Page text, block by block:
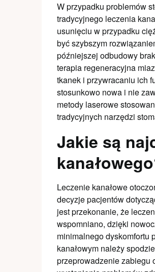
W przypadku problemów
tradycyjnego leczenia
usunięciu w przypadku
być szybszym
późniejszej odbudowy
terapia regeneracyjna
tkanek i przywracaniu ich
stosunkowo nowa i nie
metody laserowe
tradycyjnych narzędzi
Jakie są
Leczenie kanałowe
decyzje pacjentów
jest przekonanie, że
wspomniano, dzięki
minimalnego dyskomfortu
kanałowym należy
przeprowadzenie zabiegu